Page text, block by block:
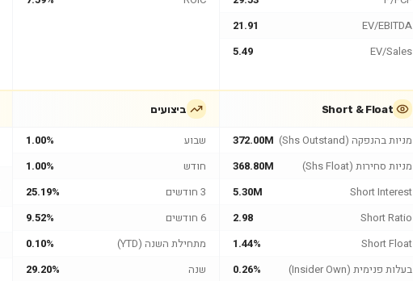
EV/EBITDA
21.91
EV/Sales
5.49
Short & Float
מניות בהנפקה (Shs Outstand)
372.00M
מניות סחירות (Shs Float)
368.80M
Short Interest
5.30M
Short Ratio
2.98
Short Float
1.44%
בעלות פנימית (Insider Own)
0.26%
ביצועים
שבוע
1.00%
חודש
1.00%
3 חודשים
25.19%
6 חודשים
9.52%
מתחילת השנה (YTD)
0.10%
שנה
29.20%